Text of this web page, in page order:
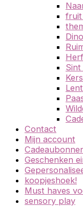
fruit
Contact
Mijn account
Geschenken
koopjeshoek!
Must haves
sensory play